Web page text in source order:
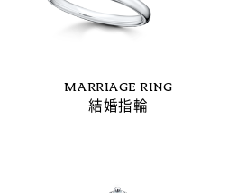
MARRIAGE RING
結婚指輪